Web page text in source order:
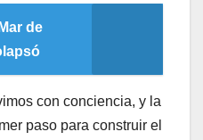
Mar de
con conciencia, y la
paso para construir el